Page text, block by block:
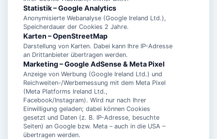
Unterkünfte in der Nähe
"Fischerhaus", Manuela Landmann -
Ferienwohnung 1 - 15447
"Haus am Leuchtturm" Einzelzimmer,
Landmann - Einzelzimmer - 11014
"Haus am Park" Joni und Claudia Sudradjat
- Ferienwohnung 2 - 15587
Statistik – Google Analytics
Anonymisierte Webanalyse (Google Ireland Ltd.),
Speicherdauer der Cookies 2 Jahre.
Karten – OpenStreetMap
Darstellung von Karten. Dabei kann Ihre IP-Adresse
an Drittanbieter übertragen werden.
Marketing – Google AdSense & Meta Pixel
Anzeige von Werbung (Google Ireland Ltd.) und
Reichweiten-/Werbemessung mit dem Meta Pixel
(Meta Platforms Ireland Ltd.,
Facebook/Instagram). Wird nur nach Ihrer
Einwilligung geladen; dabei können Cookies
gesetzt und Daten (z. B. IP-Adresse, besuchte
Seiten) an Google bzw. Meta – auch in die USA –
übertragen werden.